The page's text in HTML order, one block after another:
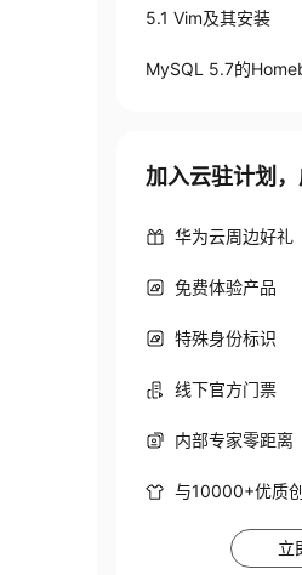
5.1 Vim及其安装
MySQL 5.7的
加入云驻计划
华为云周边好礼
免费体验产品
特殊身份标识
线下官方门票
内部专家零距离
与10000+优质
立